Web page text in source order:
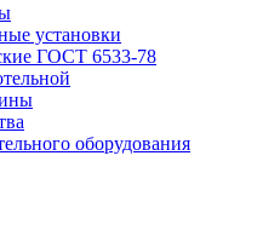
установки
ГОСТ 6533-78
оборудования